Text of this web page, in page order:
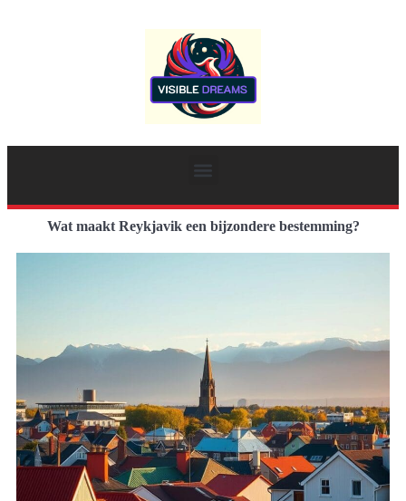
Wat maakt Reykjavik een bijzondere bestemming?